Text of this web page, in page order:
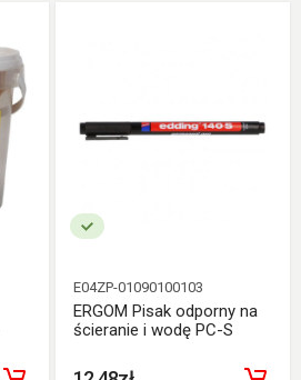
E04ZP-01090100103
ERGOM Pisak odporny na
ścieranie i wodę PC-S